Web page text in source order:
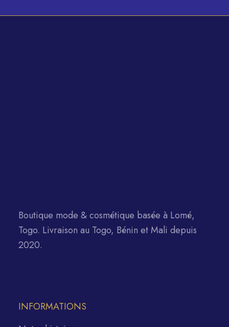
Boutique mode & cosmétique basée à Lomé,
Togo. Livraison au Togo, Bénin et Mali depuis
2020.
INFORMATIONS